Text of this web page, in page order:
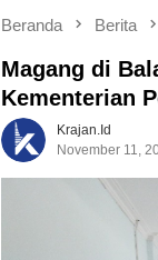
Beranda Berita
Magang di
Kementerian
Krajan.id
November 11,